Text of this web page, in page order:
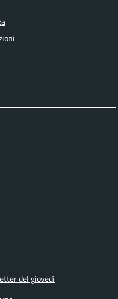
del giovedì